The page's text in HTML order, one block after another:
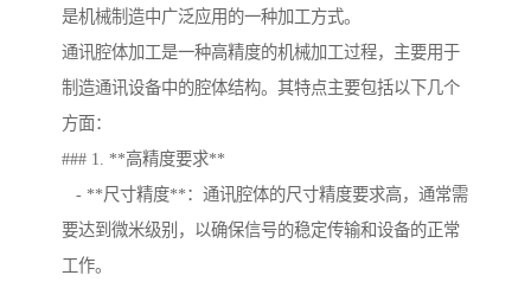
是机械制造中广泛应用的一种加工方式。
通讯腔体加工是一种高精度的机械加工过程，主要用于
制造通讯设备中的腔体结构。其特点主要包括以下几个
方面：
### 1. **高精度要求**
- **尺寸精度**：通讯腔体的尺寸精度要求高，通常需
要达到微米级别，以确保信号的稳定传输和设备的正常
工作。